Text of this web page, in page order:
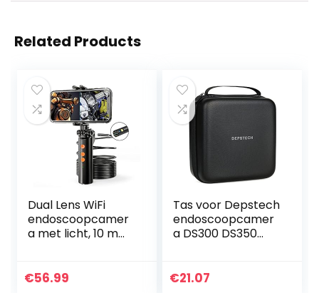
Related Products
Dual Lens WiFi
endoscoopcamer
a met licht, 10 m
inspectiecamera
€56.99
Tas voor Depstech
endoscoopcamer
a DS300 DS350
inspectiecamera,
€21.07